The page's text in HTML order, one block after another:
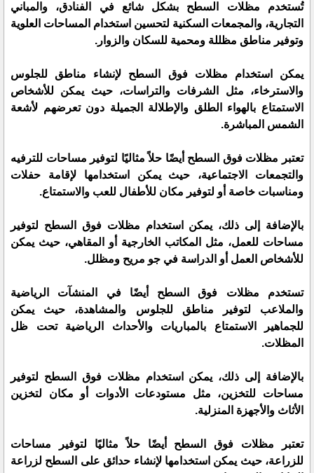
تُستخدم مظلات السطح بشكل شائع في الفنادق، والمباني
التجارية، والمجمعات السكنية لتحسين استخدام المساحات العلوية
وتوفير مناطق مظللة ومحمية للسكان والزوار.
يمكن استخدام مظلات فوق السطح لإنشاء مناطق للجلوس
والاسترخاء، مثل الشرفات والتراسات، حيث يمكن للأشخاص
الاستمتاع بالهواء الطلق والإطلالة الجميلة دون تعرضهم لأشعة
الشمس المباشرة.
تعتبر مظلات فوق السطح أيضًا حلاً مثاليًا لتوفير مساحات للترفيه
والتجمعات الاجتماعية، حيث يمكن استخدامها لإقامة حفلات
ومناسبات خاصة أو لتوفير مكان للأطفال للعب والاستمتاع.
بالإضافة إلى ذلك، يمكن استخدام مظلات فوق السطح لتوفير
مساحات للعمل، مثل المكاتب الخارجية أو المقاهي، حيث يمكن
للأشخاص العمل أو الدراسة في جو مريح ومظلل.
تستخدم مظلات فوق السطح أيضًا في المنشآت الرياضية
والملاعب لتوفير مناطق للجلوس والمشاهدة، حيث يمكن
للجماهير الاستمتاع بالمباريات والأحداث الرياضية تحت ظل
المظلات.
بالإضافة إلى ذلك، يمكن استخدام مظلات فوق السطح لتوفير
مساحات للتخزين، مثل مستودعات الأدوات أو مكان لتخزين
الأثاث والأجهزة المنزلية.
تعتبر مظلات فوق السطح أيضًا حلاً مثاليًا لتوفير مساحات
للزراعة، حيث يمكن استخدامها لإنشاء حدائق على السطح لزراعة